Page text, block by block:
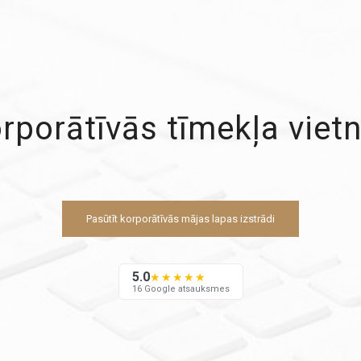
tīmekļa
Pasūtīt korporātīvās mājas lapas izstrādi
5.0★★★★★
16 Google atsauksmes